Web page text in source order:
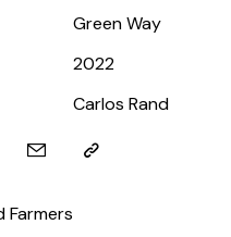
Green Way
2022
Carlos Rand